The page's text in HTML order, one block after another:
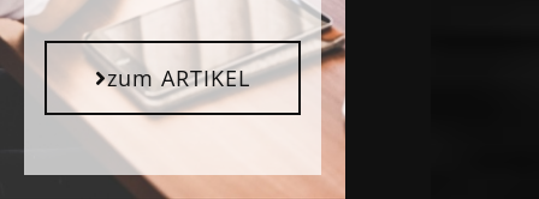
zum ARTIKEL